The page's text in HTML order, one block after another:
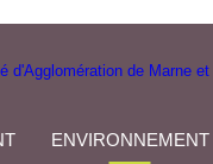
ENVIRONNEMENT